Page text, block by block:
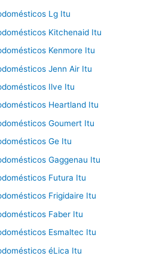
Lg Itu
Kitchenaid Itu
Kenmore Itu
Jenn Air Itu
Ilve Itu
Heartland Itu
Goumert Itu
Ge Itu
Gaggenau Itu
Futura Itu
Frigidaire Itu
Faber Itu
Esmaltec Itu
éLica Itu